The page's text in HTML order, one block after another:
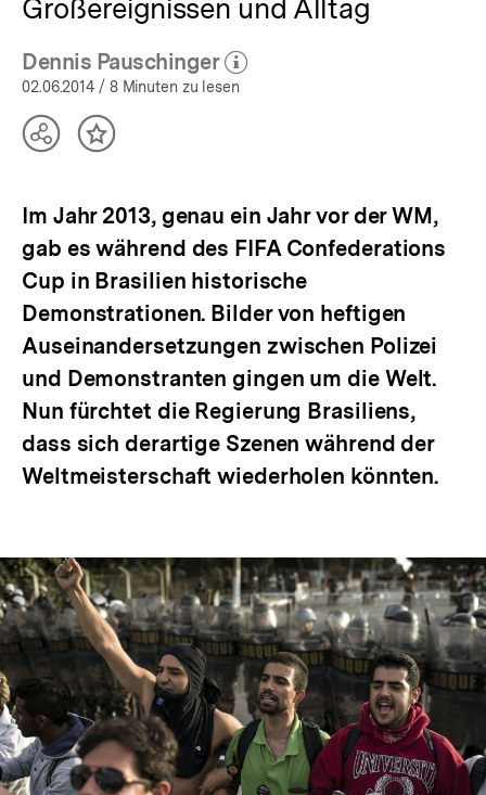
Großereignissen und Alltag
Dennis Pauschinger
(Mehr zum Autor)
öffnen
02.06.2014 / 8 Minuten zu lesen
TeilenInhalt
Im Jahr 2013, genau ein Jahr vor der WM,
gab es während des FIFA Confederations
Cup in Brasilien historische
Demonstrationen. Bilder von heftigen
Auseinandersetzungen zwischen Polizei
und Demonstranten gingen um die Welt.
Nun fürchtet die Regierung Brasiliens,
dass sich derartige Szenen während der
Weltmeisterschaft wiederholen könnten.